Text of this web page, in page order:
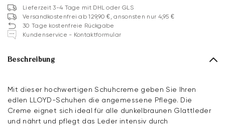
Lieferzeit 3-4 Tage mit DHL oder GLS
Versandkostenfrei ab 129,90 €, ansonsten nur 4,95 €
30 Tage kostenfreie Rückgabe
Kundenservice - Kontaktformular
Beschreibung
Mit dieser hochwertigen Schuhcreme geben Sie Ihren
edlen LLOYD-Schuhen die angemessene Pflege. Die
Creme eignet sich ideal für alle dunkelbraunen Glattleder
und nährt und pflegt das Leder intensiv durch